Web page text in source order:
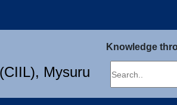
Mysuru
Knowledge